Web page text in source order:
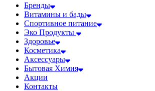
Бренды
Витамины и бады
Спортивное питание
Эко Продукты
Здоровье
Косметика
Аксессуары
Бытовая Химия
Акции
Контакты